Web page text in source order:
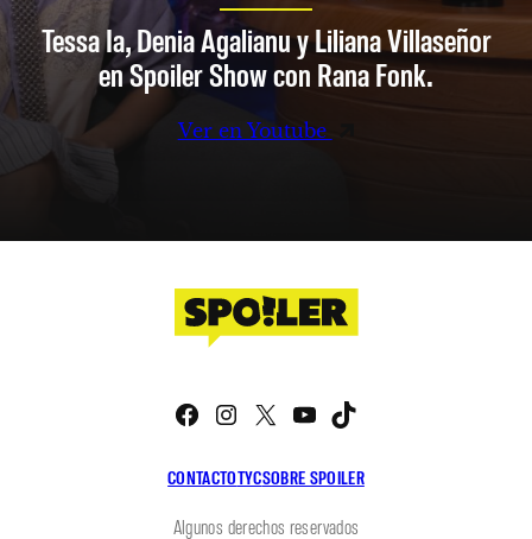
Tessa Ia, Denia Agalianu y Liliana Villaseñor
en Spoiler Show con Rana Fonk.
Ver en Youtube
CONTACTOTYCSOBRE SPOILER
Facebook
Instagram
X YouTube
Algunos derechos reservados